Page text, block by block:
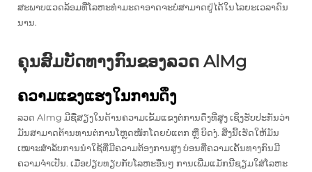
ສະພາບແວດລ້ອມທີ່ໂລຫະທຳມະດາອາດຈະບໍ່ສາມາດຢູ່ໄດ້ໃນໄລຍະເວລາດົນ
ນານ.
ຄຸນສົມບັດທາງກົນຂອງລວດ AlMg
ຄວາມແຂງແຮງໃນການດຶງ
ລວດ Almg ມີຊື່ສຽງໃນດ້ານຄວາມເຂັ້ມແຂງຕໍ່ການດຶງທີ່ສູງ ເຊິ່ງຮັບປະກັນວ່າ
ມັນສາມາດຕ້ານທານຕໍ່ການໂຫຼດໜັກໂດຍບໍ່ແຕກ ຫຼື ບິດງໍ. ສິ່ງນີ້ເຮັດໃຫ້ມັນ
ເໝາະສຳລັບການນຳໃຊ້ທີ່ມີຄວາມຕ້ອງການສູງ ບ່ອນທີ່ຄວາມເຄັ້ນທາງກົນມີ
ຄວາມຈຳເປັນ. ເມື່ອປຽບທຽບກັບໂລຫະອື່ນໆ ການເພີ່ມແມັກນີຊຽມໃສ່ໂລຫະ